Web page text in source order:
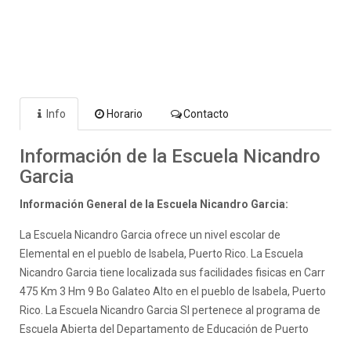
Info Horario Contacto
Información de la Escuela Nicandro
Garcia
Información General de la Escuela Nicandro Garcia:
La Escuela Nicandro Garcia ofrece un nivel escolar de
Elemental en el pueblo de Isabela, Puerto Rico. La Escuela
Nicandro Garcia tiene localizada sus facilidades fisicas en Carr
475 Km 3 Hm 9 Bo Galateo Alto en el pueblo de Isabela, Puerto
Rico. La Escuela Nicandro Garcia SI pertenece al programa de
Escuela Abierta del Departamento de Educación de Puerto